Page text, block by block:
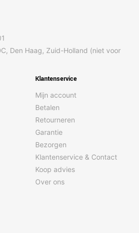
Den Haag, Zuid-Holland (niet voor
Klantenservice
Mijn account
Betalen
Retourneren
Garantie
Bezorgen
Klantenservice & Contact
Koop advies
Over ons